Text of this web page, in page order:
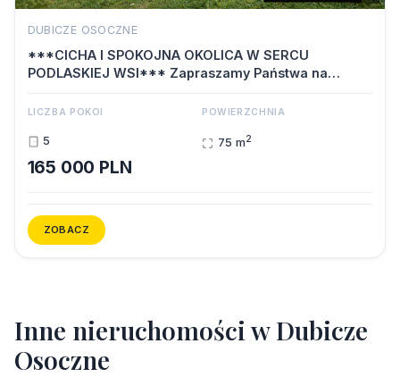
DUBICZE OSOCZNE
***CICHA I SPOKOJNA OKOLICA W SERCU
PODLASKIEJ WSI*** Zapraszamy Państwa na
LICZBA POKOI
5
POWIERZCHNIA
75 m2
165 000 PLN
ZOBACZ
Inne nieruchomości w Dubicze
Osoczne